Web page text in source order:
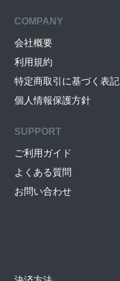
COMPANY
会社概要
利用規約
特定商取引に基づく表記
個人情報保護方針
SUPPORT
ご利用ガイド
よくある質問
お問い合わせ